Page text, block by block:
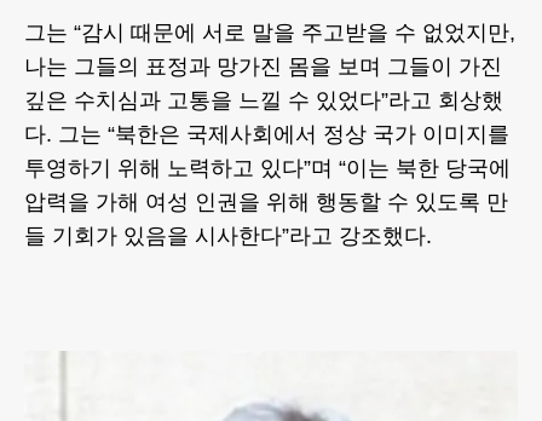
그는 “감시 때문에 서로 말을 주고받을 수 없었지만,
나는 그들의 표정과 망가진 몸을 보며 그들이 가진
깊은 수치심과 고통을 느낄 수 있었다”라고 회상했
다. 그는 “북한은 국제사회에서 정상 국가 이미지를
투영하기 위해 노력하고 있다”며 “이는 북한 당국에
압력을 가해 여성 인권을 위해 행동할 수 있도록 만
들 기회가 있음을 시사한다”라고 강조했다.